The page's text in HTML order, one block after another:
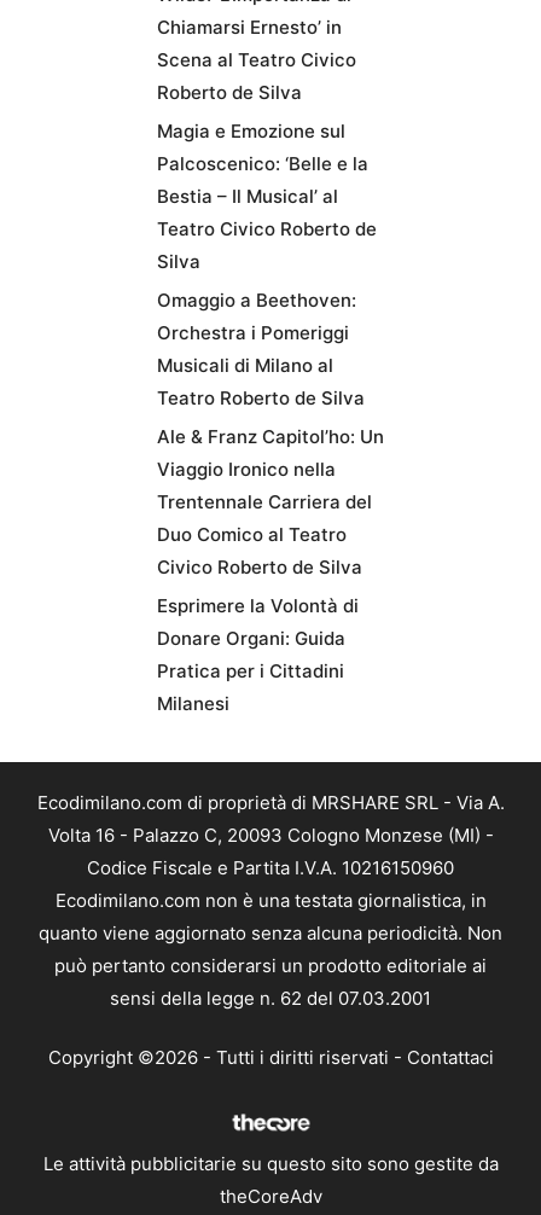
Chiamarsi Ernesto’ in
Scena al Teatro Civico
Roberto de Silva
Magia e Emozione sul
Palcoscenico: ‘Belle e la
Bestia – Il Musical’ al
Teatro Civico Roberto de
Silva
Omaggio a Beethoven:
Orchestra i Pomeriggi
Musicali di Milano al
Teatro Roberto de Silva
Ale & Franz Capitol’ho: Un
Viaggio Ironico nella
Trentennale Carriera del
Duo Comico al Teatro
Civico Roberto de Silva
Esprimere la Volontà di
Donare Organi: Guida
Pratica per i Cittadini
Milanesi
Ecodimilano.com di proprietà di MRSHARE SRL - Via A.
Volta 16 - Palazzo C, 20093 Cologno Monzese (MI) -
Codice Fiscale e Partita I.V.A. 10216150960
Ecodimilano.com non è una testata giornalistica, in
quanto viene aggiornato senza alcuna periodicità. Non
può pertanto considerarsi un prodotto editoriale ai
sensi della legge n. 62 del 07.03.2001
Copyright ©2026 - Tutti i diritti riservati - Contattaci
Le attività pubblicitarie su questo sito sono gestite da
theCoreAdv